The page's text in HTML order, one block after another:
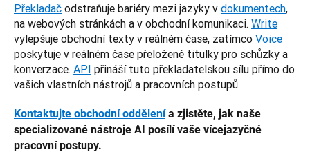
Překladač odstraňuje bariéry mezi jazyky v dokumentech,
na webových stránkách a v obchodní komunikaci. Write
vylepšuje obchodní texty v reálném čase, zatímco Voice
poskytuje v reálném čase přeložené titulky pro schůzky a
konverzace. API přináší tuto překladatelskou sílu přímo do
vašich vlastních nástrojů a pracovních postupů.
Kontaktujte obchodní oddělení a zjistěte, jak naše
specializované nástroje AI posílí vaše vícejazyčné
pracovní postupy.